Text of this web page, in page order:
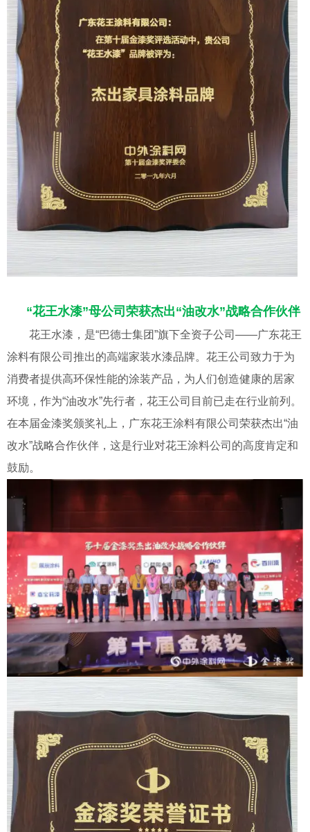
“花王水漆”母公司荣获杰出“油改水”战略合作伙伴
花王水漆，是“巴德士集团”旗下全资子公司——广东花王
涂料有限公司推出的高端家装水漆品牌。花王公司致力于为
消费者提供高环保性能的涂装产品，为人们创造健康的居家
环境，作为“油改水”先行者，花王公司目前已走在行业前列。
在本届金漆奖颁奖礼上，广东花王涂料有限公司荣获杰出“油
改水”战略合作伙伴，这是行业对花王涂料公司的高度肯定和
鼓励。